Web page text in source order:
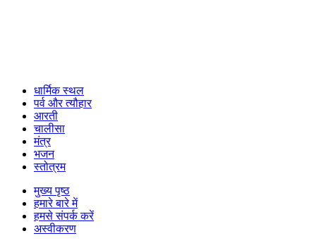
धार्मिक स्थल
पर्व और त्यौहार
आरती
चालीसा
मंत्र
भजन
स्तोत्रम
मुख्य पृष्ठ
हमारे बारे में
हमसे संपर्क करें
अस्वीकरण